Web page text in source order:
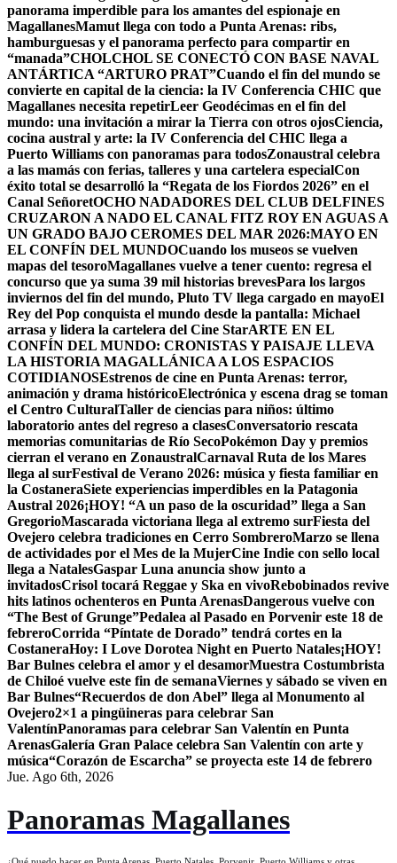
panorama imperdible para los amantes del espionaje en
MagallanesMamut llega con todo a Punta Arenas: ribs,
hamburguesas y el panorama perfecto para compartir en
“manada”CHOLCHOL SE CONECTÓ CON BASE NAVAL
ANTÁRTICA “ARTURO PRAT”Cuando el fin del mundo se
convierte en capital de la ciencia: la IV Conferencia CHIC que
Magallanes necesita repetirLeer Geodécimas en el fin del
mundo: una invitación a mirar la Tierra con otros ojosCiencia,
cocina austral y arte: la IV Conferencia del CHIC llega a
Puerto Williams con panoramas para todosZonaustral celebra
a las mamás con ferias, talleres y una cartelera especialCon
éxito total se desarrolló la “Regata de los Fiordos 2026” en el
Canal SeñoretOCHO NADADORES DEL CLUB DELFINES
CRUZARON A NADO EL CANAL FITZ ROY EN AGUAS A
UN GRADO BAJO CEROMES DEL MAR 2026:MAYO EN
EL CONFÍN DEL MUNDOCuando los museos se vuelven
mapas del tesoroMagallanes vuelve a tener cuento: regresa el
concurso que ya suma 39 mil historias brevesPara los largos
inviernos del fin del mundo, Pluto TV llega cargado en mayoEl
Rey del Pop conquista el mundo desde la pantalla: Michael
arrasa y lidera la cartelera del Cine StarARTE EN EL
CONFÍN DEL MUNDO: CRONISTAS Y PAISAJE LLEVA
LA HISTORIA MAGALLÁNICA A LOS ESPACIOS
COTIDIANOSEstrenos de cine en Punta Arenas: terror,
animación y drama históricoElectrónica y escena drag se toman
el Centro CulturalTaller de ciencias para niños: último
laboratorio antes del regreso a clasesConversatorio rescata
memorias comunitarias de Río SecoPokémon Day y premios
cierran el verano en ZonaustralCarnaval Ruta de los Mares
llega al surFestival de Verano 2026: música y fiesta familiar en
la CostaneraSiete experiencias imperdibles en la Patagonia
Austral 2026¡HOY! “A un paso de la oscuridad” llega a San
GregorioMascarada victoriana llega al extremo surFiesta del
Ovejero celebra tradiciones en Cerro SombreroMarzo se llena
de actividades por el Mes de la MujerCine Indie con sello local
llega a NatalesGaspar Luna anuncia show junto a
invitadosCrisol tocará Reggae y Ska en vivoRebobinados revive
hits latinos ochenteros en Punta ArenasDangerous vuelve con
“The Best of Grunge”Pedalea al Pasado en Porvenir este 18 de
febreroCorrida “Píntate de Dorado” tendrá cortes en la
CostaneraHoy: I Love Dorotea Night en Puerto Natales¡HOY!
Bar Bulnes celebra el amor y el desamorMuestra Costumbrista
de Chiloé vuelve este fin de semanaViernes y sábado se viven en
Bar Bulnes“Recuerdos de don Abel” llega al Monumento al
Ovejero2×1 a pingüineras para celebrar San
ValentínPanoramas para celebrar San Valentín en Punta
ArenasGalería Gran Palace celebra San Valentín con arte y
música“Corazón de Escarcha” se proyecta este 14 de febrero
Jue. Ago 6th, 2026
Panoramas Magallanes